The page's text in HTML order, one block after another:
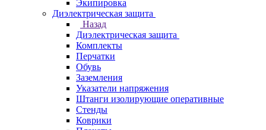
Экипировка
Диэлектрическая защита
Назад
Диэлектрическая защита
Комплекты
Перчатки
Обувь
Заземления
Указатели напряжения
Штанги изолирующие оперативные
Стенды
Коврики